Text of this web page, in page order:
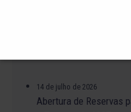
14 de julho de 2026
Abertura de Reservas